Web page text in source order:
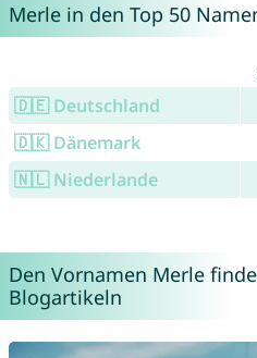
Merle in den Top 50
🇩🇪 Deutschland
🇩🇰 Dänemark
🇳🇱 Niederlande
Den Vornamen Merle
Blogartikeln